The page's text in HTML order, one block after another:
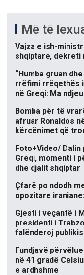
Më të
Vajza e ish-
shqiptare, dekreti
“Humba gruan
rrëfimi rrëqethës
në Greqi: Ma
Bomba për të
afruar Ronaldos
kërcënimet që
Foto+Video/
Greqi, momenti i
dhe djalit shqiptar
Çfarë po ndodh
opozitare
Gjesti i veçantë i
presidenti i
falënderoj
Fundjavë
në 41 gradë
e ardhshme